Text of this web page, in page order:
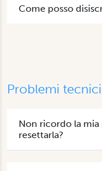
Come posso
Problemi
Non ricordo la mia
resettarla?